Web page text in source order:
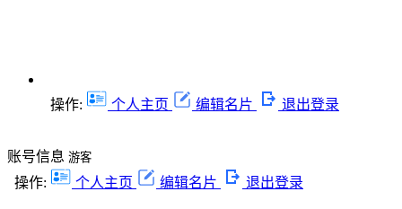
操作: 个人主页 编辑名片 退出登录
账号信息 游客
操作: 个人主页 编辑名片 退出登录